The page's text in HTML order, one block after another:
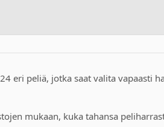
eri peliä, jotka saat valita vapaasti
mukaan, kuka tahansa